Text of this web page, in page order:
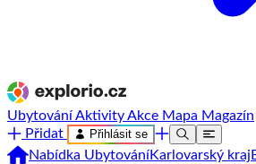
UbytováníAktivityAkce Mapa Magazín
Přidat
Přihlásit se
Nabídka UbytováníKarlovarský kraj